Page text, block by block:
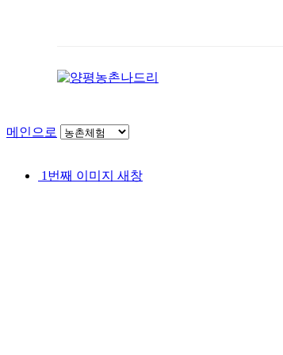
메인으로
1번째 이미지 새창